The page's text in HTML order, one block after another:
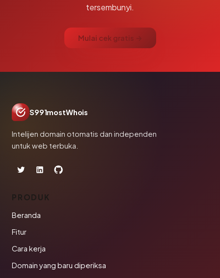
tersembunyi.
Mulai cek gratis →
S991mostWhois
Intelijen domain otomatis dan independen
untuk web terbuka.
PRODUK
Beranda
Fitur
Cara kerja
Domain yang baru diperiksa